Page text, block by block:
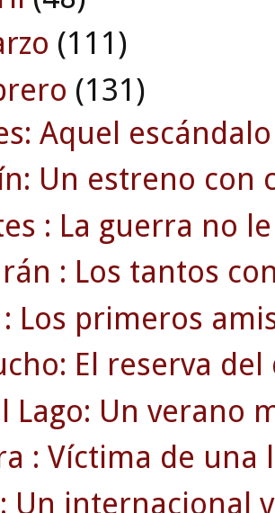
(111)
(131)
Aquel
Un estreno con
: La guerra no
: Los tantos
: Los primeros
El reserva
Lago: Un verano
: Víctima de
: Un internacional